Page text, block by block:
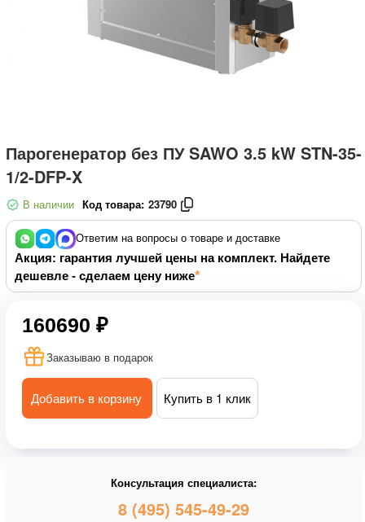
Парогенератор без ПУ SAWO 3.5 kW STN-35-
1/2-DFP-X
В наличии Код товара: 23790
Ответим на вопросы о товаре и доставке
Акция: гарантия лучшей цены на комплект. Найдете
дешевле - сделаем цену ниже
160690 ₽
Заказываю в подарок
Добавить в корзину Купить в 1 клик
Консультация специалиста:
8 (495) 545-49-29